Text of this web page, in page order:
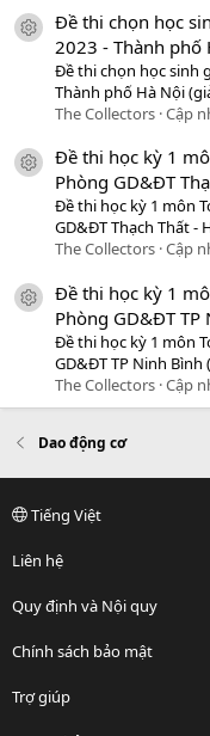
icon tài liệu
Đề thi chọn học
2023 - Thành phố
Đề thi chọn học sinh
Thành phố Hà Nội
The Collectors Cập
icon tài liệu
Đề thi học kỳ 1
Phòng GD&ĐT
Đề thi học kỳ 1 môn
GD&ĐT Thạch Thất -
The Collectors Cập
icon tài liệu
Đề thi học kỳ 1
Phòng GD&ĐT TP
Đề thi học kỳ 1 môn
GD&ĐT TP Ninh Bình
The Collectors Cập
Dao động cơ
Tiếng Việt
Liên hệ
Quy định và Nội quy
Chính sách bảo mật
Trợ giúp